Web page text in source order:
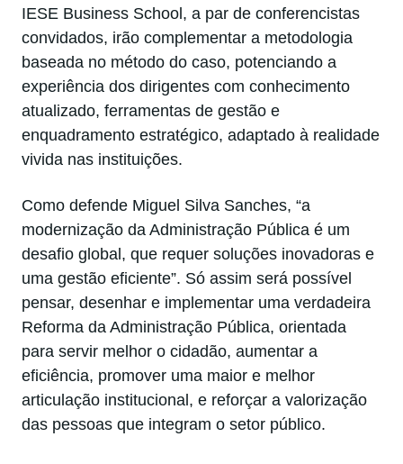
IESE Business School, a par de conferencistas
convidados, irão complementar a metodologia
baseada no método do caso, potenciando a
experiência dos dirigentes com conhecimento
atualizado, ferramentas de gestão e
enquadramento estratégico, adaptado à realidade
vivida nas instituições.
Como defende Miguel Silva Sanches, “a
modernização da Administração Pública é um
desafio global, que requer soluções inovadoras e
uma gestão eficiente”. Só assim será possível
pensar, desenhar e implementar uma verdadeira
Reforma da Administração Pública, orientada
para servir melhor o cidadão, aumentar a
eficiência, promover uma maior e melhor
articulação institucional, e reforçar a valorização
das pessoas que integram o setor público.